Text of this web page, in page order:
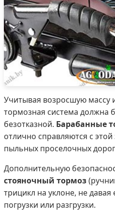
Учитывая возросшую массу
тормозная система должна
безотказной. Барабанные
отлично справляются с
пыльных проселочных
Дополнительную
стояночный тормоз
трицикл на уклоне, не давая
погрузки или разгрузки.